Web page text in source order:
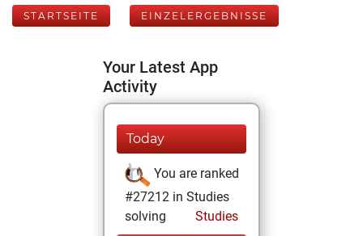
STARTSEITE EINZELERGEBNISSE
Your Latest App
Activity
Today
You are ranked
#27212 in Studies
solving
Studies